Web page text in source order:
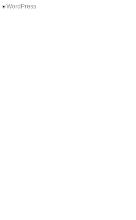
WordPress